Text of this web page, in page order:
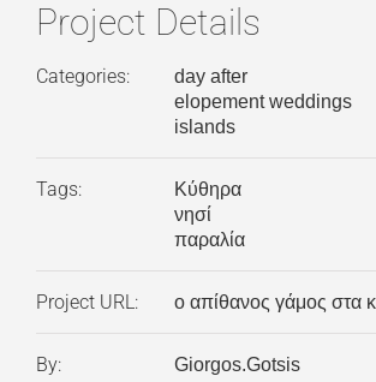
Project Details
Categories:
day after
elopement weddings
islands
Tags:
Κύθηρα
νησί
παραλία
Project URL: ο απίθανος γάμος στα
By: Giorgos.Gotsis